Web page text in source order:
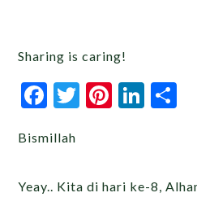
Sharing is caring!
Facebook
Twitter
Bismillah
Yeay.. Kita di hari ke-8,